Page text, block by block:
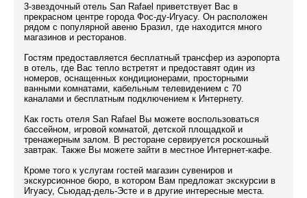
3-звездочный отель San Rafael приветствует Вас в
прекрасном центре города Фос-ду-Игуасу. Он расположен
рядом с популярной авеню Бразил, где находится много
магазинов и ресторанов.
Гостям предоставляется бесплатный трансфер из аэропорта
в отель, где Вас тепло встретят и предоставят один из
номеров, оснащенных кондиционерами, просторными
ванными комнатами, кабельным телевидением с 70
каналами и бесплатным подключением к Интернету.
Как гость отеля San Rafael Вы можете воспользоваться
бассейном, игровой комнатой, детской площадкой и
тренажерным залом. В ресторане сервируется роскошный
завтрак. Также Вы можете зайти в местное Интернет-кафе.
Кроме того к услугам гостей магазин сувениров и
экскурсионное бюро, в котором Вам предложат экскурсии в
Игуасу, Сьюдад-дель-Эсте и в другие интересные места.